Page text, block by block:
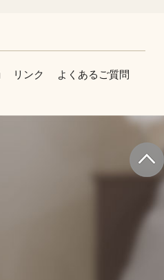
リンク
よくあるご質問